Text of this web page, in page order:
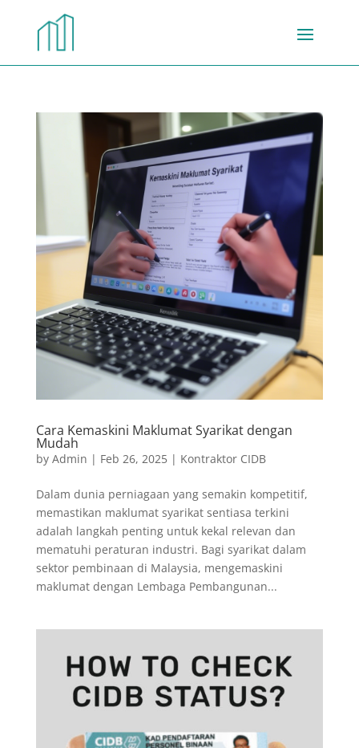
Cara Kemaskini Maklumat Syarikat dengan
Mudah
by Admin | Feb 26, 2025| Kontraktor CIDB
Dalam dunia perniagaan yang semakin kompetitif,
memastikan maklumat syarikat sentiasa terkini
adalah langkah penting untuk kekal relevan dan
mematuhi peraturan industri. Bagi syarikat dalam
sektor pembinaan di Malaysia, mengemaskini
maklumat dengan Lembaga Pembangunan...